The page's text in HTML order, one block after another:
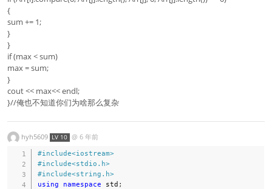
{
sum += 1;
}
}
if (max < sum)
max = sum;
}
cout << max<< endl;
}//俺也不知道你们为啥那么复杂
hyh5609 LV 10 @ 6 年前
#include<iostream>
#include<stdio.h>
#include<string.h>
using
namespace std ;